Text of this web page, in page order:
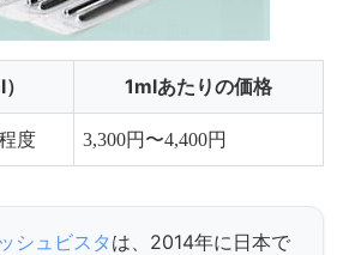
1mlあたりの価格
度 3,300円〜4,400円
シュビスタ は、2014年に日本で